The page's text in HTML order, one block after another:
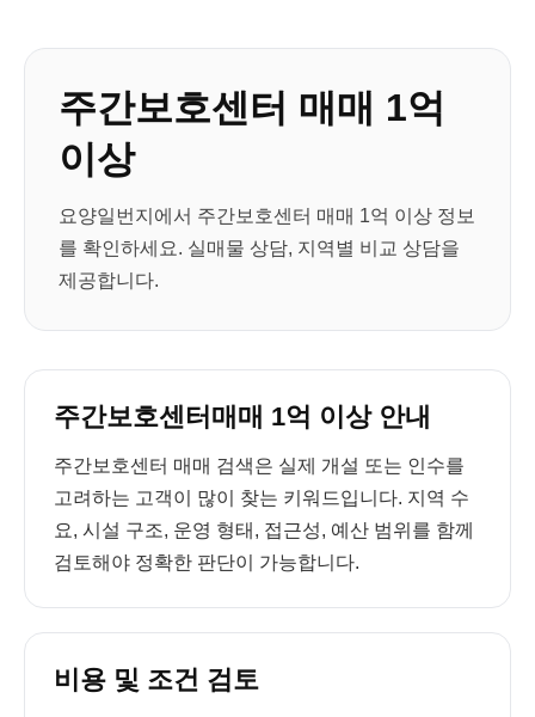
주간보호센터 매매 1억
이상
요양일번지에서 주간보호센터 매매 1억 이상 정보
를 확인하세요. 실매물 상담, 지역별 비교 상담을
제공합니다.
주간보호센터매매 1억 이상 안내
주간보호센터 매매 검색은 실제 개설 또는 인수를
고려하는 고객이 많이 찾는 키워드입니다. 지역 수
요, 시설 구조, 운영 형태, 접근성, 예산 범위를 함께
검토해야 정확한 판단이 가능합니다.
비용 및 조건 검토